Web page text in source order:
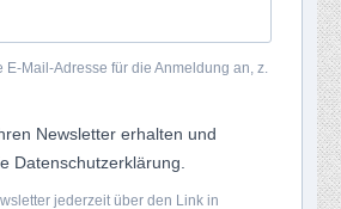
E-Mail-Adresse für die Anmeldung an, z.
Newsletter erhalten und
Datenschutzerklärung.
jederzeit über den Link in